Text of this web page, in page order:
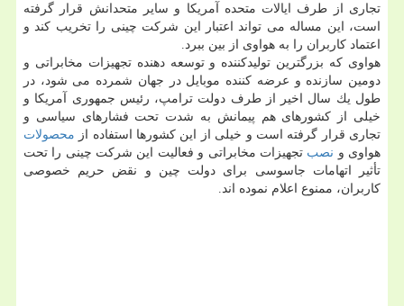
تجاری از طرف ایالات متحده آمریكا و سایر متحدانش قرار گرفته
است، این مساله می تواند اعتبار این شركت چینی را تخریب كند و
اعتماد كاربران را به هواوی از بین ببرد.
هواوی كه بزرگترین تولیدكننده و توسعه دهنده تجهیزات مخابراتی و
دومین سازنده و عرضه كننده موبایل در جهان شمرده می شود، در
طول یك سال اخیر از طرف دولت ترامپ، رئیس جمهوری آمریكا و
خیلی از كشورهای هم پیمانش به شدت تحت فشارهای سیاسی و
تجاری قرار گرفته است و خیلی از این كشورها استفاده از محصولات
هواوی و نصب تجهیزات مخابراتی و فعالیت این شركت چینی را تحت
تأثیر اتهامات جاسوسی برای دولت چین و نقض حریم خصوصی
كاربران، ممنوع اعلام نموده اند.